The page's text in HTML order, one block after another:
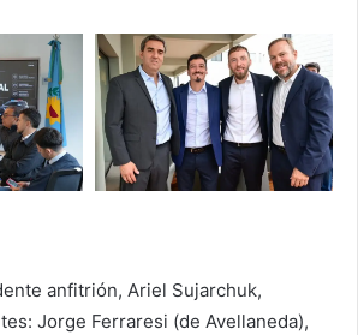
anfitrión, Ariel Sujarchuk,
Jorge Ferraresi (de Avellaneda),